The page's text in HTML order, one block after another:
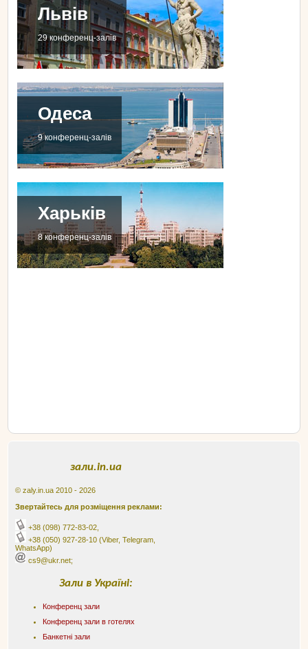
Львів
29 конференц-залів
Одеса
9 конференц-залів
Харьків
8 конференц-залів
зали.in.ua
© zaly.in.ua 2010 - 2026
Звертайтесь для розміщення реклами:
+38 (098) 772-83-02
+38 (050) 927-28-10 (Viber, Telegram,
WhatsApp)
cs9@ukr.net;
Зали в Україні:
Конференц зали
Конференц зали в готелях
Банкетні зали